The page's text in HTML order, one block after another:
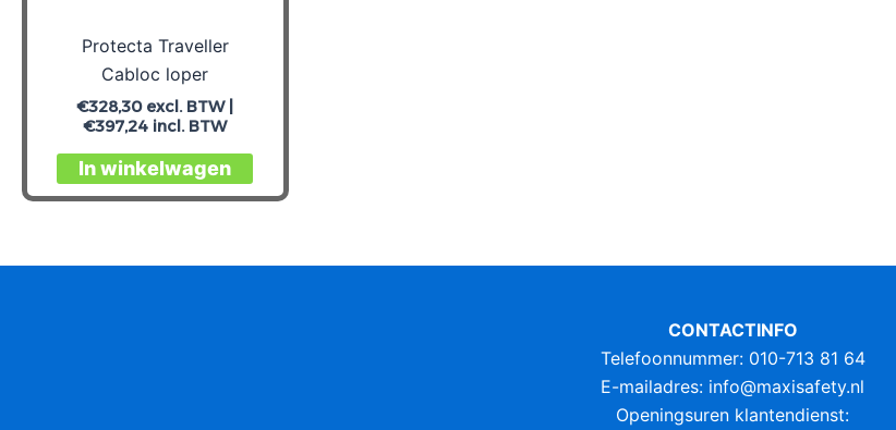
Protecta Traveller
Cabloc loper
€328,30excl. BTW |
€397,24 incl. BTW
In winkelwagen
CONTACTINFO
Telefoonnummer: 010-713 81 64
E-mailadres: info@maxisafety.nl
Openingsuren klantendienst: